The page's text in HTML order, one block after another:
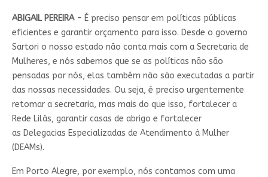
ABIGAIL PEREIRA - É preciso pensar em políticas públicas
eficientes e garantir orçamento para isso. Desde o governo
Sartori o nosso estado não conta mais com a Secretaria de
Mulheres, e nós sabemos que se as políticas não são
pensadas por nós, elas também não são executadas a partir
das nossas necessidades. Ou seja, é preciso urgentemente
retomar a secretaria, mas mais do que isso, fortalecer a
Rede Lilás, garantir casas de abrigo e fortalecer
as Delegacias Especializadas de Atendimento à Mulher
(DEAMs).
Em Porto Alegre, por exemplo, nós contamos com uma